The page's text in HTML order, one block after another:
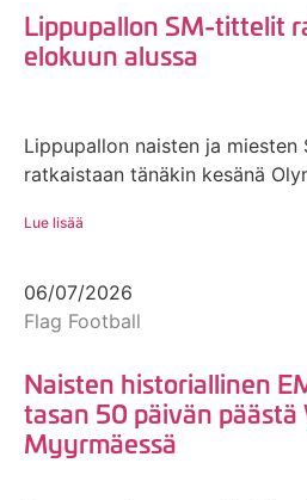
Lippupallon SM-tittelit
elokuun alussa
Lippupallon naisten ja miesten
ratkaistaan tänäkin kesänä
Lue lisää
06/07/2026
Flag Football
Naisten historiallinen
tasan 50 päivän päästä
Myyrmäessä